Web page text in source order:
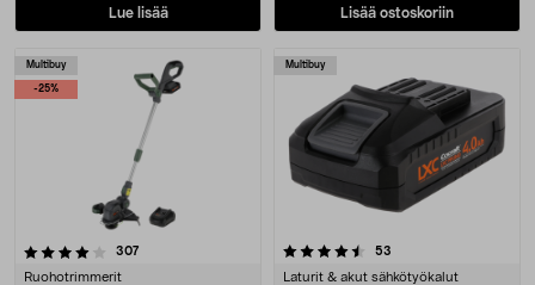
Lue lisää Lisää ostoskoriin
Multibuy
-25%
307arvostelut
Ruohotrimmerit
Multibuy
4.5 viidestä tähdestä 53
Laturit & akut sähkötyökalut